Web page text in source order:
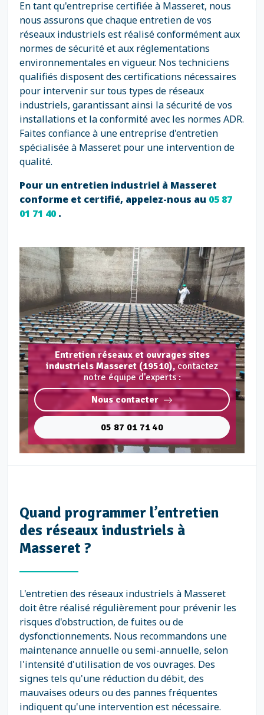
En tant qu'entreprise certifiée à Masseret, nous
nous assurons que chaque entretien de vos
réseaux industriels est réalisé conformément aux
normes de sécurité et aux réglementations
environnementales en vigueur. Nos techniciens
qualifiés disposent des certifications nécessaires
pour intervenir sur tous types de réseaux
industriels, garantissant ainsi la sécurité de vos
installations et la conformité avec les normes ADR.
Faites confiance à une entreprise d'entretien
spécialisée à Masseret pour une intervention de
qualité.
Pour un entretien industriel à Masseret
conforme et certifié, appelez-nous au 05 87
01 71 40.
Entretien réseaux et ouvrages sites
industriels Masseret (19510),contactez
notre équipe d'experts :
Nous contacter
05 87 01 71 40
Quand programmer l’entretien
des réseaux industriels à
Masseret ?
L'entretien des réseaux industriels à Masseret
doit être réalisé régulièrement pour prévenir les
risques d'obstruction, de fuites ou de
dysfonctionnements. Nous recommandons une
maintenance annuelle ou semi-annuelle, selon
l'intensité d'utilisation de vos ouvrages. Des
signes tels qu'une réduction du débit, des
mauvaises odeurs ou des pannes fréquentes
indiquent qu'une intervention est nécessaire.